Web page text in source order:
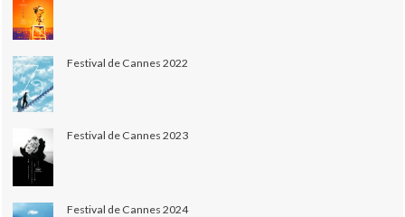
Festival de Cannes 2022
Festival de Cannes 2023
Festival de Cannes 2024